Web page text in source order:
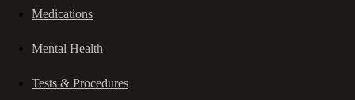
Medications
Mental Health
Tests & Procedures